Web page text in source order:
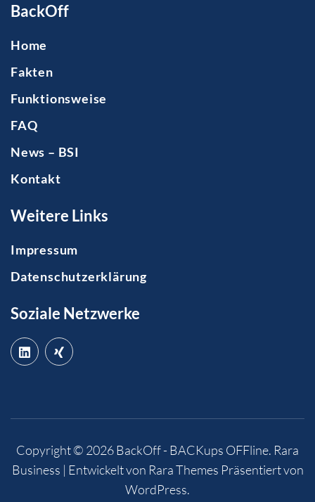
BackOff
Home
Fakten
Funktionsweise
FAQ
News – BSI
Kontakt
Weitere Links
Impressum
Datenschutzerklärung
Soziale Netzwerke
Copyright © 2026BackOff - BACKups OFFline. Rara
Business | Entwickelt von Rara Themes Präsentiert von
WordPress.